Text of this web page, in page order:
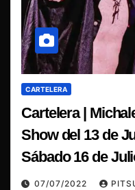
CARTELERA
Cartelera |
Show del 13 de
Sábado 16 de
07/07/2022